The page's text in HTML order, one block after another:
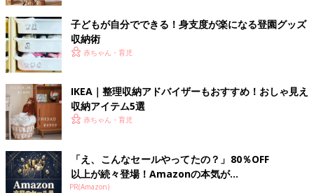
子どもが自分でできる！身支度が楽になる登園グッズ
収納術
赤ちゃん・育児
IKEA｜整理収納アドバイザーもおすすめ！おしゃ見え
収納アイテム5選
赤ちゃん・育児
「え、こんなセールやってたの？」80％OFF
以上が続々登場！Amazonの本気が...
PR(Amazon)